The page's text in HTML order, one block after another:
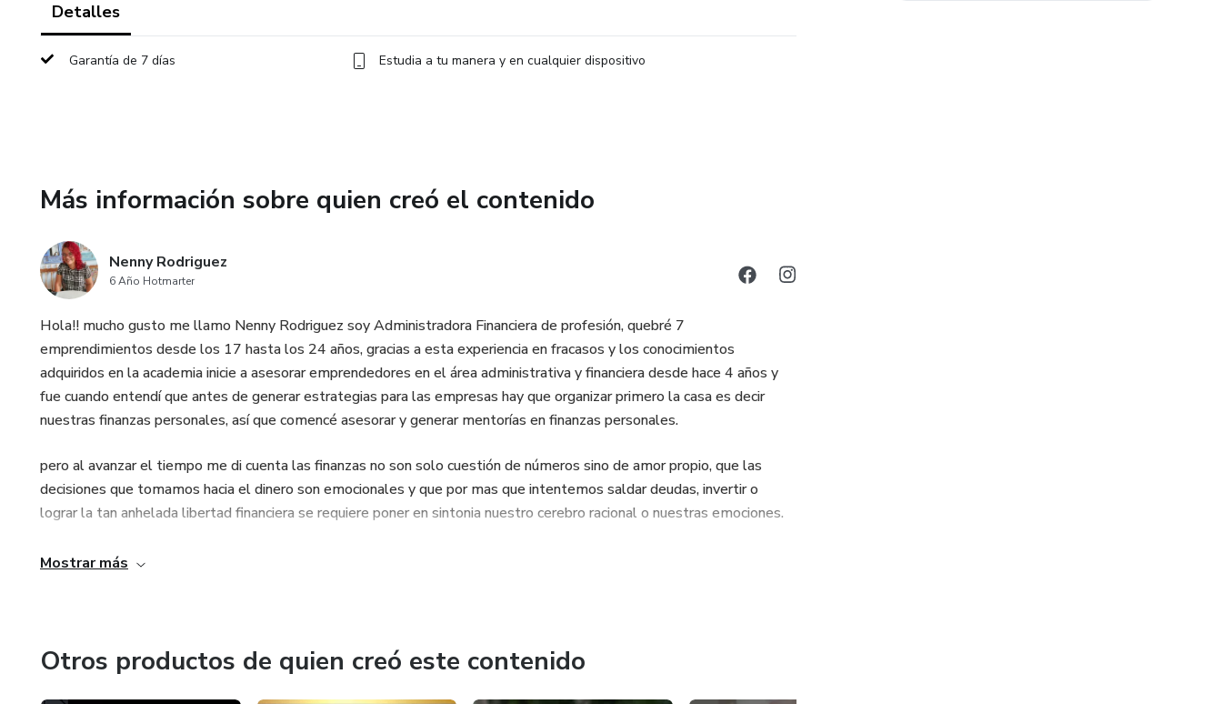
Detalles
Garantía de 7 días Estudia a tu manera y en cualquier dispositivo
Más información sobre quien creó el contenido
Nenny Rodriguez
6 Año Hotmarter
Hola!! mucho gusto me llamo Nenny Rodriguez soy Administradora Financiera de profesión, quebré 7
emprendimientos desde los 17 hasta los 24 años, gracias a esta experiencia en fracasos y los conocimientos
adquiridos en la academia inicie a asesorar emprendedores en el área administrativa y financiera desde hace 4 años y
fue cuando entendí que antes de generar estrategias para las empresas hay que organizar primero la casa es decir
nuestras finanzas personales, así que comencé asesorar y generar mentorías en finanzas personales.
pero al avanzar el tiempo me di cuenta las finanzas no son solo cuestión de números sino de amor propio, que las
decisiones que tomamos hacia el dinero son emocionales y que por mas que intentemos saldar deudas, invertir o
lograr la tan anhelada libertad financiera se requiere poner en sintonia nuestro cerebro racional o nuestras emociones.
a
¿quieres saber mas de mi? sígueme en mis redes sociales
Mostrar más
Otros productos de quien creó este contenido